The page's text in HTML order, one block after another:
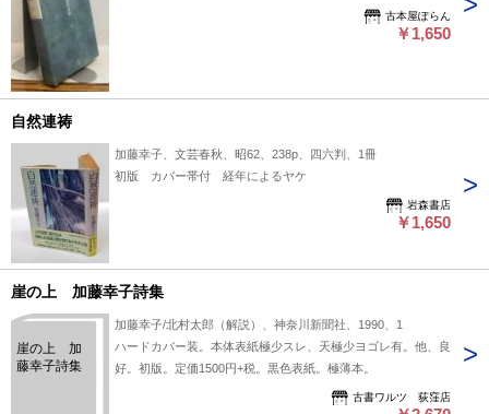
古本屋ぽらん
￥1,650
自然連祷
加藤幸子、文芸春秋、昭62、238p、四六判、1冊
初版 カバー帯付 経年によるヤケ
岩森書店
￥1,650
崖の上 加藤幸子詩集
崖の上 加
藤幸子詩集
加藤幸子/北村太郎（解説）、神奈川新聞社、1990、1
ハードカバー装。本体表紙極少スレ、天極少ヨゴレ有。他、良
好。初版。定価1500円+税。黒色表紙。極薄本。
古書ワルツ 荻窪店